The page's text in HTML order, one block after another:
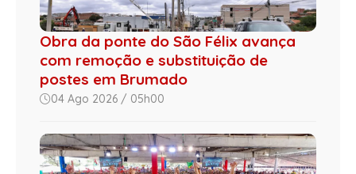
Obra da ponte do São Félix avança
com remoção e substituição de
postes em Brumado
04 Ago 2026 / 05h00